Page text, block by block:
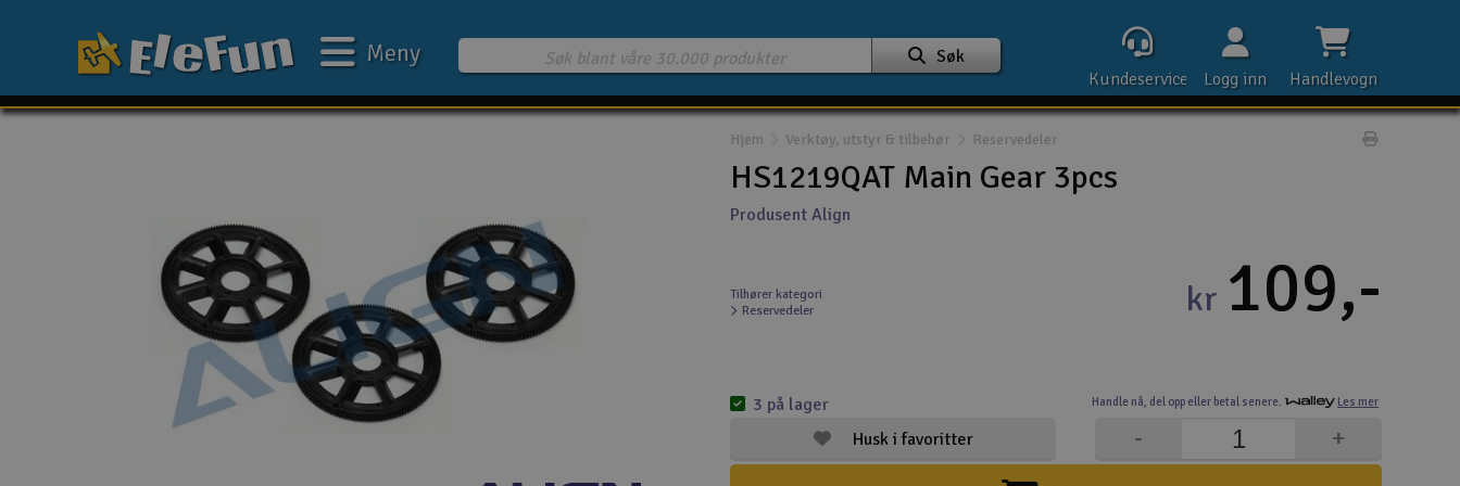
Mine favoritter
Gavekort
3D-print
Batteri & ladere
Bilbane
Søk
Meny
Handlevogn
Logg inn
Kundeservice
Hjem Verktøy, utstyr & tilbehør Reservedeler
HS1219QAT Main Gear 3pcs
Produsent Align
Tilhører kategori
Reservedeler
Handle nå, del opp eller betal senere. Les mer
kr 109,-
+
-
Husk i favoritter
3 på lager